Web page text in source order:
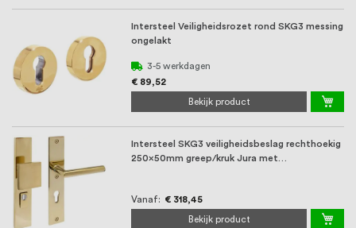
Intersteel Veiligheidsrozet rond SKG3 messing
ongelakt
3-5 werkdagen
€ 89,52
Bekijk product
Intersteel SKG3 veiligheidsbeslag rechthoekig
250x50mm greep/kruk Jura met
Vanaf € 318,45
Bekijk product